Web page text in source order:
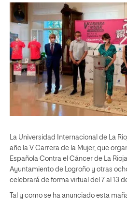
La Universidad Internacional de La
año la V Carrera de la Mujer, que
Española Contra el Cáncer de La
Ayuntamiento de Logroño y otras
celebrará de forma virtual del 7 al 13
Tal y como se ha anunciado esta